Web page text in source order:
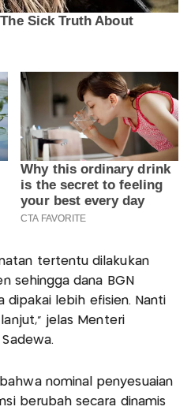
tertentu dilakukan
sehingga dana BGN
dipakai lebih efisien. Nanti
jelas Menteri
nominal penyesuaian
berubah secara dinamis